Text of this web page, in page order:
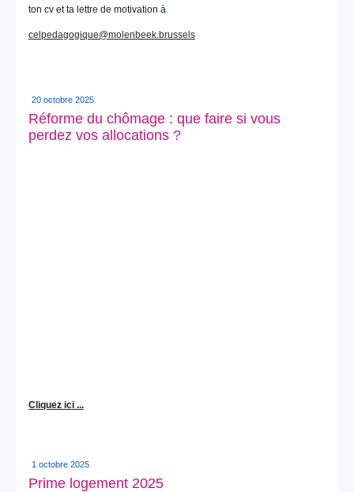
ton cv et ta lettre de motivation à
celpedagogique@molenbeek.brussels
20 octobre 2025
Réforme du chômage : que faire si vous
perdez vos allocations ?
Cliquez ici ...
1 octobre 2025
Prime logement 2025